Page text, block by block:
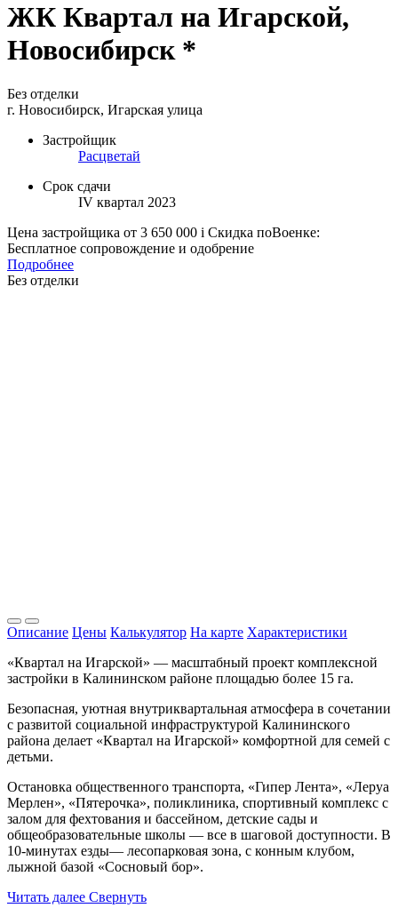
ЖК Квартал на Игарской,
Новосибирск *
Без отделки
г. Новосибирск, Игарская улица
Застройщик
Расцветай
Срок сдачи
IV квартал 2023
Цена застройщика от 3 650 000 i Скидка поВоенке:
Бесплатное сопровождение и одобрение
Подробнее
Без отделки
Описание Цены Калькулятор На карте Характеристики
«Квартал на Игарской» — масштабный проект комплексной
застройки в Калининском районе площадью более 15 га.
Безопасная, уютная внутриквартальная атмосфера в сочетании
с развитой социальной инфраструктурой Калининского
района делает «Квартал на Игарской» комфортной для семей с
детьми.
Остановка общественного транспорта, «Гипер Лента», «Леруа
Мерлен», «Пятерочка», поликлиника, спортивный комплекс с
залом для фехтования и бассейном, детские сады и
общеобразовательные школы — все в шаговой доступности. В
10-минутах езды— лесопарковая зона, с конным клубом,
лыжной базой «Сосновый бор».
Читать далее Свернуть